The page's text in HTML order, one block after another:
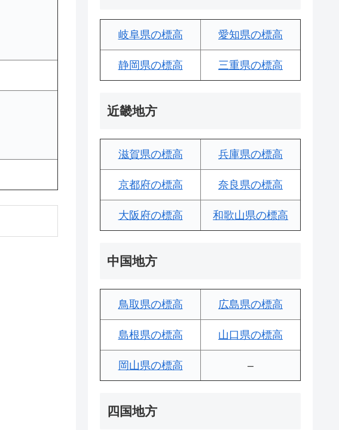
岐阜県の標高 愛知県の標高
静岡県の標高 三重県の標高
近畿地方
滋賀県の標高 兵庫県の標高
京都府の標高 奈良県の標高
大阪府の標高 和歌山県の標高
中国地方
鳥取県の標高 広島県の標高
島根県の標高 山口県の標高
岡山県の標高 –
四国地方